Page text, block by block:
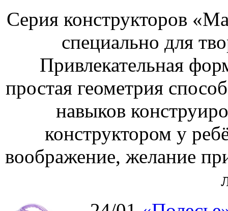
Серия конструкторов
специально для
Привлекательная
простая геометрия
навыков
конструктором у
воображение, желание